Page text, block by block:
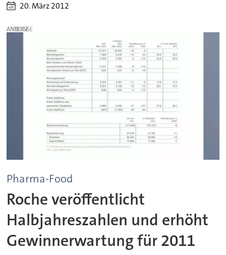
20. März 2012
ANZEIGE
Pharma-Food
Roche veröffentlicht
Halbjahreszahlen und erhöht
Gewinnerwartung für 2011